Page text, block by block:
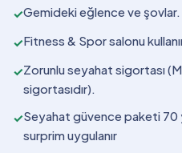
✓Gemideki eğlence ve şovlar.
✓Fitness & Spor salonu
✓Zorunlu seyahat sigortası
sigortasıdır).
✓Seyahat güvence paketi 70
surprim uygulanır